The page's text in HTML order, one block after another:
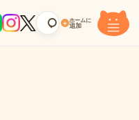
+ ホームに
追加